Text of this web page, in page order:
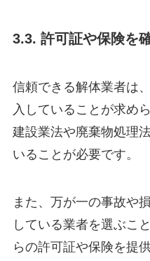
3.3. 許可証や保険を
信頼できる解体業者は
入していることが求め
建設業法や廃棄物処理
いることが必要です。
また、万が一の事故や
している業者を選ぶこ
らの許可証や保険を提